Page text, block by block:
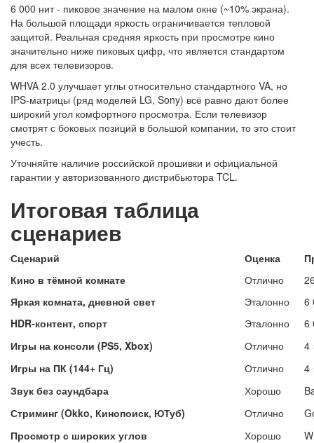
6 000 нит - пиковое значение на малом окне (~10% экрана).
На большой площади яркость ограничивается тепловой
защитой. Реальная средняя яркость при просмотре кино
значительно ниже пиковых цифр, что является стандартом
для всех телевизоров.
WHVA 2.0 улучшает углы относительно стандартного VA, но
IPS-матрицы (ряд моделей LG, Sony) всё равно дают более
широкий угол комфортного просмотра. Если телевизор
смотрят с боковых позиций в большой компании, то это стоит
учесть.
Уточняйте наличие российской прошивки и официальной
гарантии у авторизованного дистрибьютора TCL.
Итоговая таблица
сценариев
Сценарий Оценка
Кино в тёмной комнате
Отлично
Яркая комната, дневной свет
Эталонно
6
HDR-контент, спорт
Эталонно
6
Игры на консоли (PS5, Xbox)
Отлично
4
Игры на ПК (144+ Гц)
Отлично
4
Звук без саундбара
Хорошо
Стриминг (Okko, Кинопоиск, ЮТуб)
Отлично
Просмотр с широких углов
Хорошо